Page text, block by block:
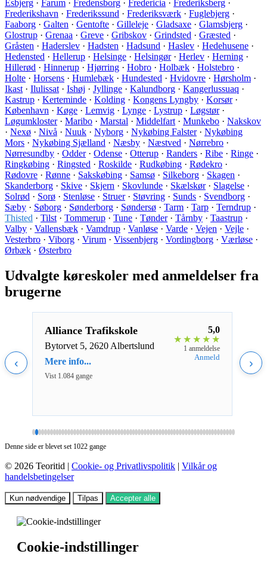
Esbjerg · Farum · Fredensborg · Fredericia · Frederiksberg ·
Frederikshavn · Frederikssund · Frederiksværk · Fuglebjerg ·
Faaborg · Galten · Gentofte · Gilleleje · Gladsaxe · Glamsbjerg ·
Glostrup · Grenaa · Greve · Gribskov · Grindsted · Græsted ·
Gråsten · Haderslev · Hadsten · Hadsund · Haslev · Hedehusene ·
Hedensted · Hellerup · Helsinge · Helsingør· Herlev · Herning ·
Hillerød · Hinnerup · Hjørring · Hobro · Holbæk · Holstebro ·
Holte · Horsens · Humlebæk · Hundested · Hvidovre · Hørsholm ·
Ikast · Ilulissat · Ishøj · Jyllinge · Kalundborg · Kangerlussuaq ·
Kastrup · Kerteminde · Kolding · Kongens Lyngby · Korsør·
København · Køge · Lemvig · Lynge · Lystrup · Løgstør·
Løgumkloster· Maribo · Marstal · Middelfart · Munkebo · Nakskov
· Nexø · Nivå · Nuuk · Nyborg · Nykøbing Falster· Nykøbing
Mors · Nykøbing Sjælland · Næsby · Næstved · Nørrebro ·
Nørresundby · Odder· Odense · Otterup · Randers · Ribe · Ringe ·
Ringkøbing · Ringsted · Roskilde · Rudkøbing · Rødekro ·
Rødovre · Rønne · Sakskøbing · Samsø · Silkeborg · Skagen ·
Skanderborg · Skive · Skjern · Skovlunde · Skælskør· Slagelse ·
Solrød · Sorø · Stenløse · Struer· Støvring · Sunds · Svendborg ·
Sæby · Søborg · Sønderborg · Søndersø · Tarm · Tarp · Terndrup ·
Thisted · Tilst · Tommerup · Tune · Tønder· Tårnby · Taastrup ·
Valby · Vallensbæk · Vamdrup · Vanløse · Varde · Vejen · Vejle ·
Vesterbro · Viborg · Virum · Vissenbjerg · Vordingborg · Værløse ·
Ørbæk · Østerbro
Udvalgte køreskoler med anmeldelser fra
brugerne
‹
Alliance Trafikskole
Bytorvet 5, 2620 Albertslund
Mere info...
Vist 1.084 gange
5,0
★ ★ ★ ★ ★
1 anmeldelse
Anmeld ›
Denne side er blevet set 1022 gange
© 2026 Teoritid | Cookie- og Privatlivspolitik | Vilkår og
handelsbetingelser
Kun nødvendige Tilpas Accepter alle
Cookie-indstillinger